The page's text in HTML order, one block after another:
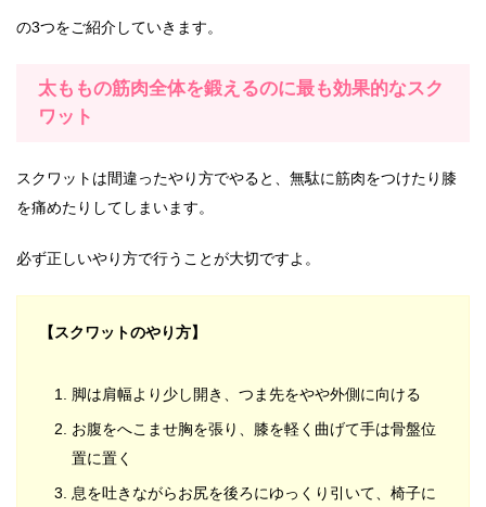
の3つをご紹介していきます。
太ももの筋肉全体を鍛えるのに最も効果的なスク
ワット
スクワットは間違ったやり方でやると、無駄に筋肉をつけたり膝
を痛めたりしてしまいます。
必ず正しいやり方で行うことが大切ですよ。
【スクワットのやり方】
脚は肩幅より少し開き、つま先をやや外側に向ける
お腹をへこませ胸を張り、膝を軽く曲げて手は骨盤位
置に置く
息を吐きながらお尻を後ろにゆっくり引いて、椅子に